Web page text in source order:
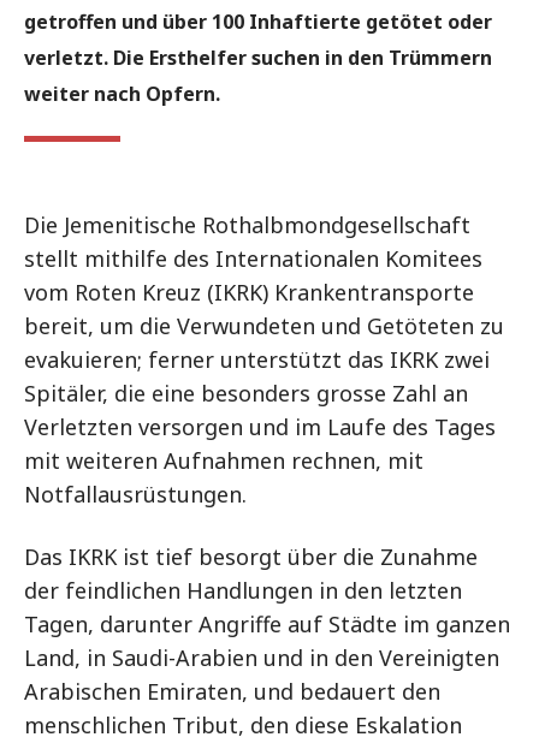
getroffen und über 100 Inhaftierte getötet oder
verletzt. Die Ersthelfer suchen in den Trümmern
weiter nach Opfern.
Die Jemenitische Rothalbmondgesellschaft
stellt mithilfe des Internationalen Komitees
vom Roten Kreuz (IKRK) Krankentransporte
bereit, um die Verwundeten und Getöteten zu
evakuieren; ferner unterstützt das IKRK zwei
Spitäler, die eine besonders grosse Zahl an
Verletzten versorgen und im Laufe des Tages
mit weiteren Aufnahmen rechnen, mit
Notfallausrüstungen.
Das IKRK ist tief besorgt über die Zunahme
der feindlichen Handlungen in den letzten
Tagen, darunter Angriffe auf Städte im ganzen
Land, in Saudi-Arabien und in den Vereinigten
Arabischen Emiraten, und bedauert den
menschlichen Tribut, den diese Eskalation